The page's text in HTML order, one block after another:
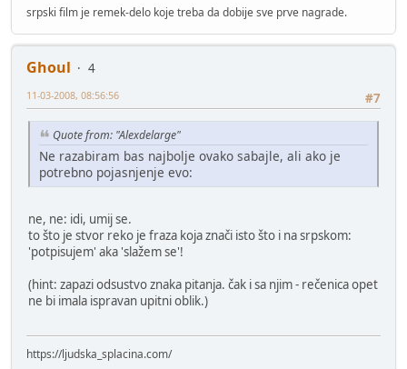
srpski film je remek-delo koje treba da dobije sve prve nagrade.
Ghoul
4
#7
11-03-2008, 08:56:56
Quote from: "Alexdelarge"
Ne razabiram bas najbolje ovako sabajle, ali ako je
potrebno pojasnjenje evo:
ne, ne: idi, umij se.
to što je stvor reko je fraza koja znači isto što i na srpskom:
'potpisujem' aka 'slažem se'!
(hint: zapazi odsustvo znaka pitanja. čak i sa njim - rečenica opet
ne bi imala ispravan upitni oblik.)
https://ljudska_splacina.com/